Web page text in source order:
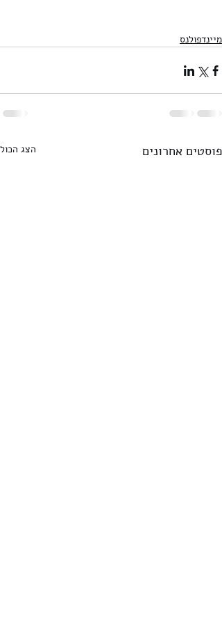
מיינדפולנס
פוסטים אחרונים הצג הכול